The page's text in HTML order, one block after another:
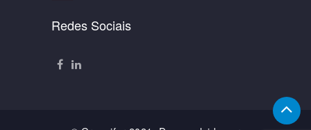
Redes Sociais